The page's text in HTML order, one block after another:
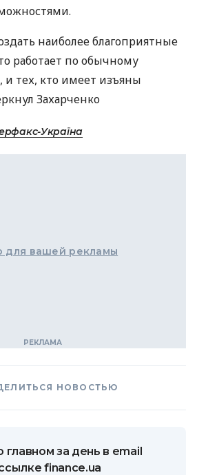
наиболее благоприятные
работает по обычному
и тех, кто имеет изъяны
Захарченко
Україна
для вашей рекламы
НОВОСТЬЮ
главном за день в email
finance.ua